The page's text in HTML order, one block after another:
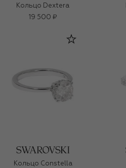
Кольцо Dextera
19 500 ₽
Кольцо Constella